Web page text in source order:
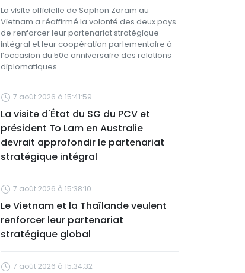
La visite officielle de Sophon Zaram au
Vietnam a réaffirmé la volonté des deux pays
de renforcer leur partenariat stratégique
intégral et leur coopération parlementaire à
l’occasion du 50e anniversaire des relations
diplomatiques.
7 août 2026 à 15:41:59
La visite d'État du SG du PCV et
président To Lam en Australie
devrait approfondir le partenariat
stratégique intégral
7 août 2026 à 15:38:10
Le Vietnam et la Thaïlande veulent
renforcer leur partenariat
stratégique global
7 août 2026 à 15:34:32